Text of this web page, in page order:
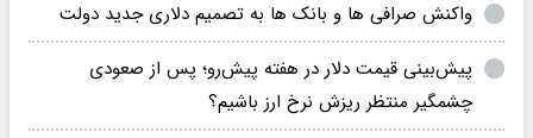
واکنش صرافی ها و بانک ها به تصمیم دلاری جدید دولت
پیش‌بینی قیمت دلار در هفته پیش‌رو؛ پس از صعودی
چشمگیر منتظر ریزش نرخ ارز باشیم؟